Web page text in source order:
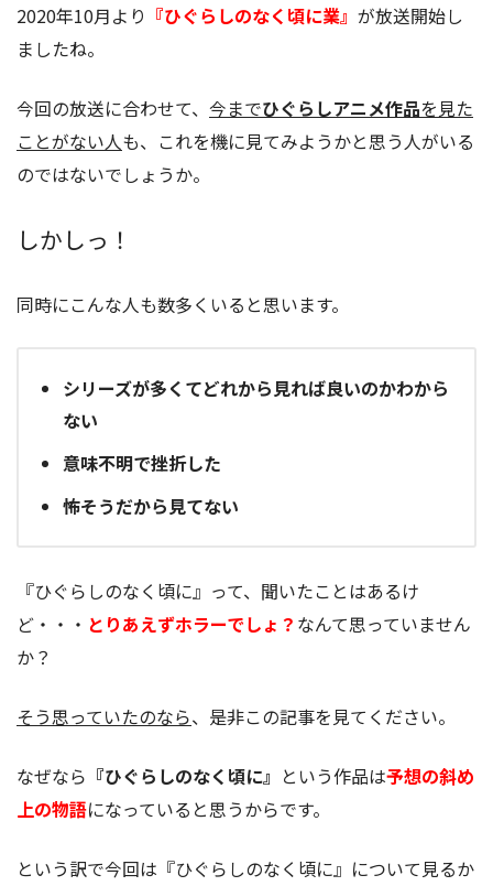
2020年10月より 『ひぐらしのなく頃に業』 が放送開始し
ましたね。
今回の放送に合わせて、 今までひぐらしアニメ作品を見た
ことがない人も、これを機に見てみようかと思う人がいる
のではないでしょうか。
しかしっ！
同時にこんな人も数多くいると思います。
シリーズが多くてどれから見れば良いのかわから
ない
意味不明で挫折した
怖そうだから見てない
『ひぐらしのなく頃に』って、聞いたことはあるけ
ど・・・ とりあえずホラーでしょ？ なんて思っていません
か？
そう思っていたのなら、是非この記事を見てください。
なぜなら 『ひぐらしのなく頃に』 という作品は予想の斜め
上の物語になっていると思うからです。
という訳で今回は『ひぐらしのなく頃に』について見るか